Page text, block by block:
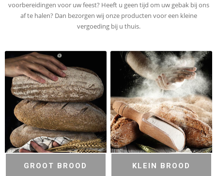
voorbereidingen voor uw feest? Heeft u geen tijd om uw gebak bij ons
af te halen? Dan bezorgen wij onze producten voor een kleine
vergoeding bij u thuis.
GROOT BROOD KLEIN BROOD